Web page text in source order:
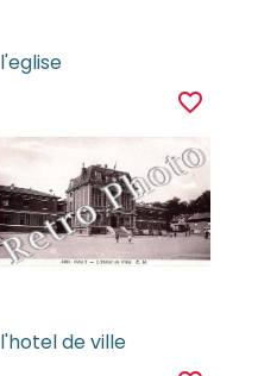
l'eglise
favorite_border
l'hotel de ville